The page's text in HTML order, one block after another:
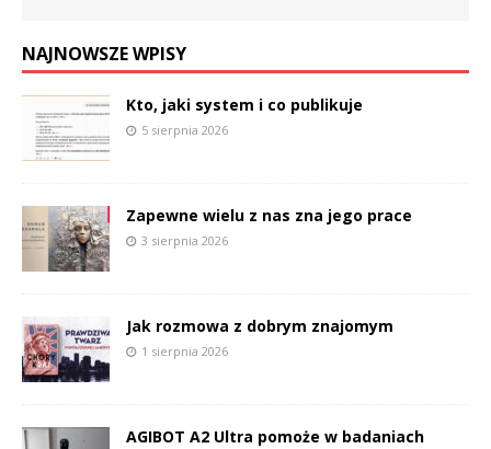
NAJNOWSZE WPISY
Kto, jaki system i co publikuje
5 sierpnia 2026
Zapewne wielu z nas zna jego prace
3 sierpnia 2026
Jak rozmowa z dobrym znajomym
1 sierpnia 2026
AGIBOT A2 Ultra pomoże w badaniach